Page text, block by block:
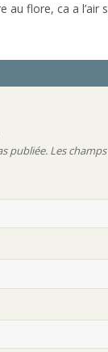
au flore, ca a l’air
publiée. Les